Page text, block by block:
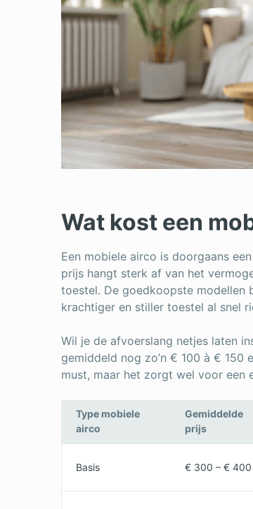
Wat kost een
Een mobiele airco is doorgaans
prijs hangt sterk af van het
toestel. De goedkoopste modellen
krachtiger en stiller toestel al snel
Wil je de afvoerslang netjes laten
gemiddeld nog zo’n € 100 à € 150
must, maar het zorgt wel voor
Type mobiele
airco
Gemiddelde
prijs
Basis € 300 – € 400